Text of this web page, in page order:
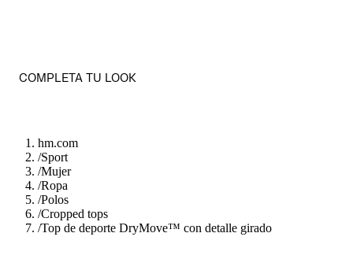
COMPLETA TU LOOK
hm.com
/Sport
/Mujer
/Ropa
/Polos
/Cropped tops
/Top de deporte DryMove™ con detalle girado